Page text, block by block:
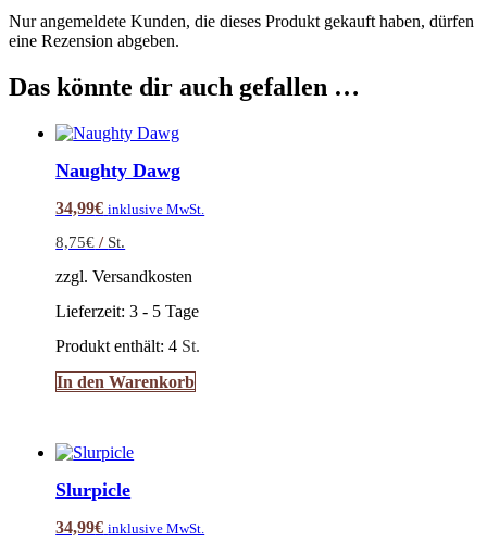
Nur angemeldete Kunden, die dieses Produkt gekauft haben, dürfen
eine Rezension abgeben.
Das könnte dir auch gefallen …
Naughty Dawg
34,99€ inklusive MwSt.
8,75€ / St.
zzgl. Versandkosten
Lieferzeit:3 - 5 Tage
Produkt enthält: 4 St.
In den Warenkorb
Slurpicle
34,99€ inklusive MwSt.